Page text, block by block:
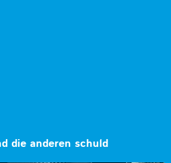
die anderen schuld